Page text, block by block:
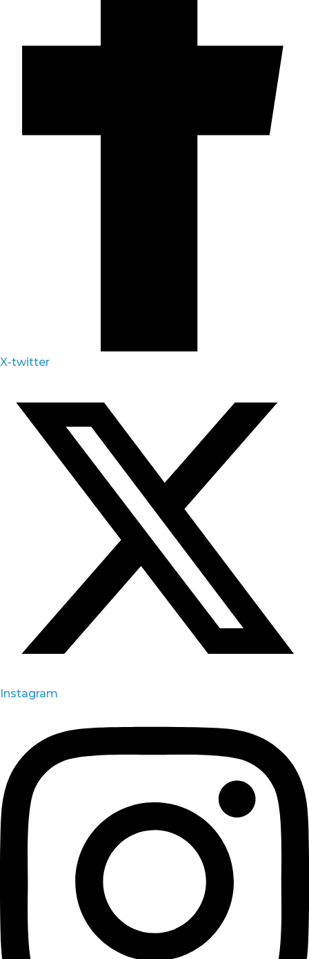
X-twitter
Instagram